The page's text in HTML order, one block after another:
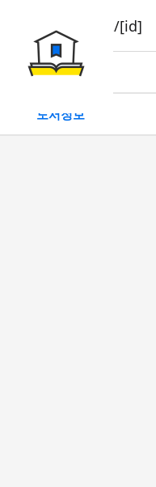
book/rent/[id]
대여
도서정보